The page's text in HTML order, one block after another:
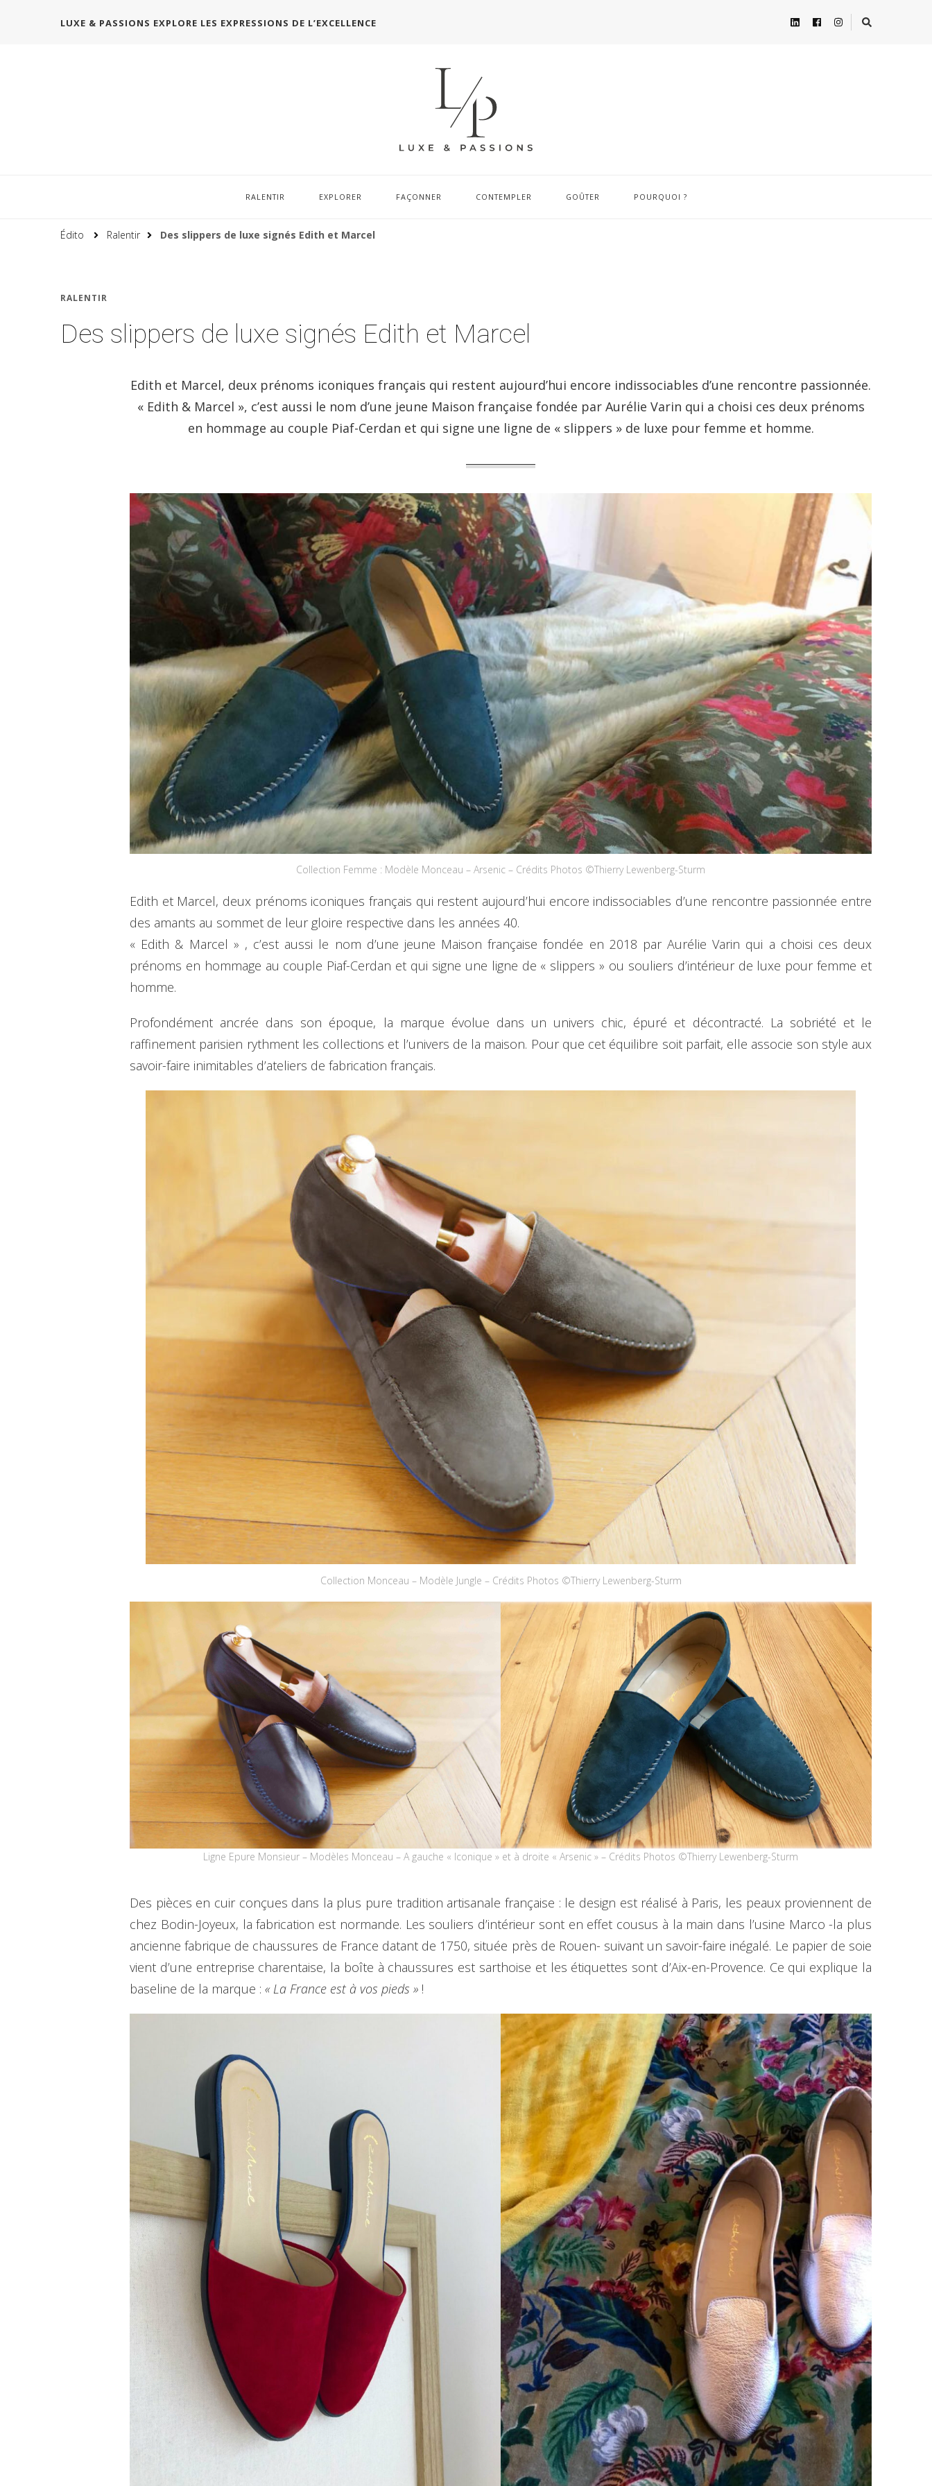
LUXE & PASSIONS EXPLORE LES EXPRESSIONS DE L’EXCELLENCE
RALENTIR EXPLORER FAÇONNER CONTEMPLER GOÛTER POURQUOI ?
Édito Ralentir Des slippers de luxe signés Edith et Marcel
RALENTIR
Des slippers de luxe signés Edith et Marcel
Edith et Marcel, deux prénoms iconiques français qui restent aujourd’hui encore indissociables d’une rencontre passionnée.
« Edith & Marcel », c’est aussi le nom d’une jeune Maison française fondée par Aurélie Varin qui a choisi ces deux prénoms
en hommage au couple Piaf-Cerdan et qui signe une ligne de « slippers » de luxe pour femme et homme.
Collection Femme : Modèle Monceau – Arsenic – Crédits Photos ©Thierry Lewenberg-Sturm
Edith et Marcel, deux prénoms iconiques français qui restent aujourd’hui encore indissociables d’une rencontre passionnée entre
des amants au sommet de leur gloire respective dans les années 40.
« Edith & Marcel » , c’est aussi le nom d’une jeune Maison française fondée en 2018 par Aurélie Varin qui a choisi ces deux
prénoms en hommage au couple Piaf-Cerdan et qui signe une ligne de « slippers » ou souliers d’intérieur de luxe pour femme et
homme.
Profondément ancrée dans son époque, la marque évolue dans un univers chic, épuré et décontracté. La sobriété et le
raffinement parisien rythment les collections et l’univers de la maison. Pour que cet équilibre soit parfait, elle associe son style aux
savoir-faire inimitables d’ateliers de fabrication français.
Collection Monceau – Modèle Jungle – Crédits Photos ©Thierry Lewenberg-Sturm
Ligne Epure Monsieur – Modèles Monceau – A gauche « Iconique » et à droite « Arsenic » – Crédits Photos ©Thierry Lewenberg-Sturm
Des pièces en cuir conçues dans la plus pure tradition artisanale française : le design est réalisé à Paris, les peaux proviennent de
chez Bodin-Joyeux, la fabrication est normande. Les souliers d’intérieur sont en effet cousus à la main dans l’usine Marco -la plus
ancienne fabrique de chaussures de France datant de 1750, située près de Rouen- suivant un savoir-faire inégalé. Le papier de soie
vient d’une entreprise charentaise, la boîte à chaussures est sarthoise et les étiquettes sont d’Aix-en-Provence. Ce qui explique la
baseline de la marque : « La France est à vos pieds » !